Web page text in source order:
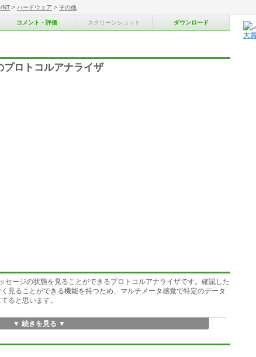
NT > ハードウェア > その他
コメント・評価 スクリーンショット ダウンロード
プロトコルアナライザ
セージの状態を見ることができるプロトコルアナライザです。確認した
見ることができる機能を持つため、マルチメータ感覚で特定のデータ
ると思います。
ール
対応）
▼ 続きを見る ▼